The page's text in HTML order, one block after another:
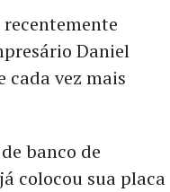
Daniel
cada vez mais
banco de
colocou sua placa